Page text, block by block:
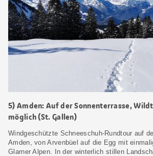
5) Amden: Auf der Sonnenterrasse,
möglich (St. Gallen)
Windgeschützte Schneeschuh-Rundtour auf
Amden, von Arvenbüel auf die Egg mit
Glarner Alpen. In der winterlich stillen